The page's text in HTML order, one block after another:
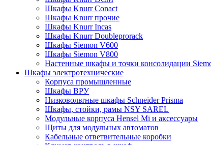
Шкафы Knurr Conact
Шкафы Knurr прочие
Шкафы Knurr Incas
Шкафы Knurr Doubleprorack
Шкафы Siemon V600
Шкафы Siemon V800
Настенные шкафы и точки консолидации
Шкафы электротехнические
Корпуса промышленные
Шкафы ВРУ
Низковольтные шкафы Schneider Prisma
Шкафы, стойки, рамы NSY SAREL
Модульные корпуса Hensel Mi и аксессуары
Щиты для модульных автоматов
Кабельные ответвительные коробки